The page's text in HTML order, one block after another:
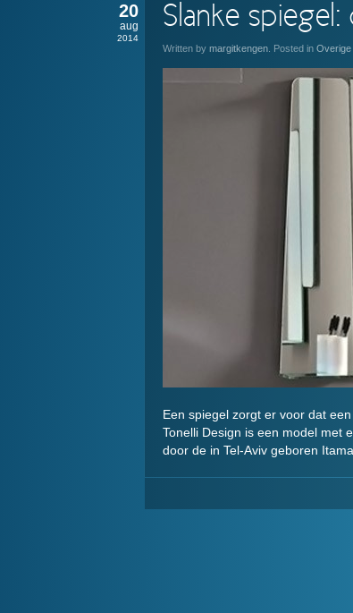
20
aug
2014
Slanke
Written by margitkengen . Posted in Overige
Een spiegel zorgt er voor dat
Tonelli Design is een model met
door de in Tel-Aviv geboren